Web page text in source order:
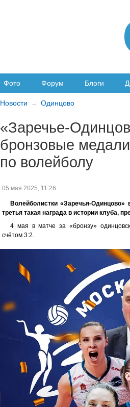
Фото Форум Блоги
Новости Одинцово
«Заречье-
бронзовые
по волейболу
05 мая 2025, 11:26
Волейболистки «Заречья-
третья такая награда в истории клуба,
4 мая в матче за «бронзу»
счётом 3:2.